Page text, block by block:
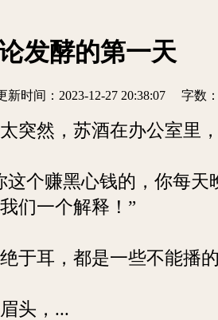
发酵的第一天
新时间：2023-12-27 20:38:07 字数
然，苏酒在办公室里，
赚黑心钱的，你每天
们一个解释！”
耳，都是一些不能播的
头，...